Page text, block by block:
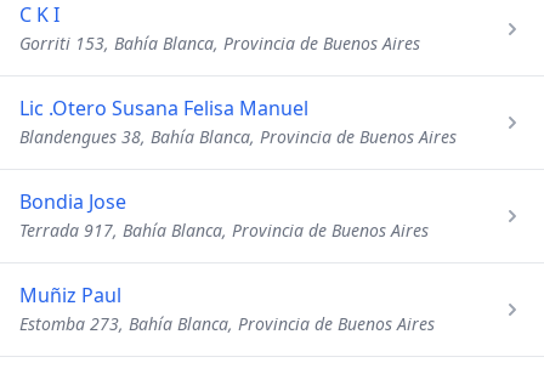
C K I
Gorriti 153, Bahía Blanca, Provincia de Buenos Aires
Lic .Otero Susana Felisa Manuel
Blandengues 38, Bahía Blanca, Provincia de Buenos Aires
Bondia Jose
Terrada 917, Bahía Blanca, Provincia de Buenos Aires
Muñiz Paul
Estomba 273, Bahía Blanca, Provincia de Buenos Aires